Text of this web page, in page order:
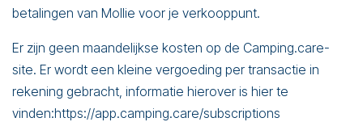
betalingen van Mollie voor je verkooppunt.
Er zijn geen maandelijkse kosten op de Camping.care-
site. Er wordt een kleine vergoeding per transactie in
rekening gebracht, informatie hierover is hier te
vinden:https://app.camping.care/subscriptions